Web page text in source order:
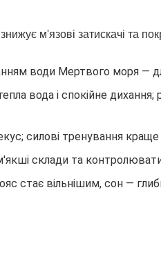
м'язові затискачі та
води Мертвого моря —
вода і спокійне дихання;
силові тренування
склади та
стає вільнішим, сон —